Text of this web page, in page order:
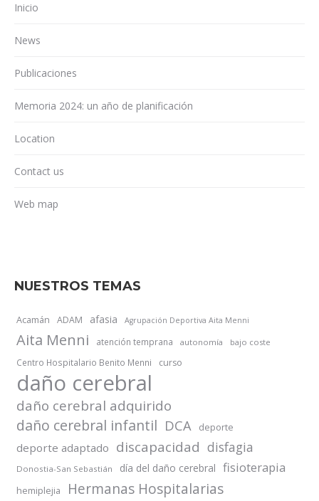
Inicio
News
Publicaciones
Memoria 2024: un año de planificación
Location
Contact us
Web map
NUESTROS TEMAS
Acamán ADAM afasia Agrupación Deportiva Aita Menni
Aita Menni atención temprana autonomía bajo coste
Centro Hospitalario Benito Menni curso
daño cerebral
daño cerebral adquirido
daño cerebral infantil DCA deporte
deporte adaptado discapacidad disfagia
Donostia-San Sebastián día del daño cerebral fisioterapia
hemiplejia Hermanas Hospitalarias